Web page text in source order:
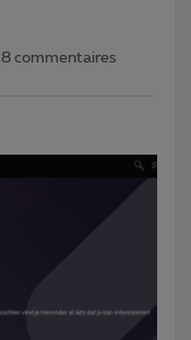
8 commentaires